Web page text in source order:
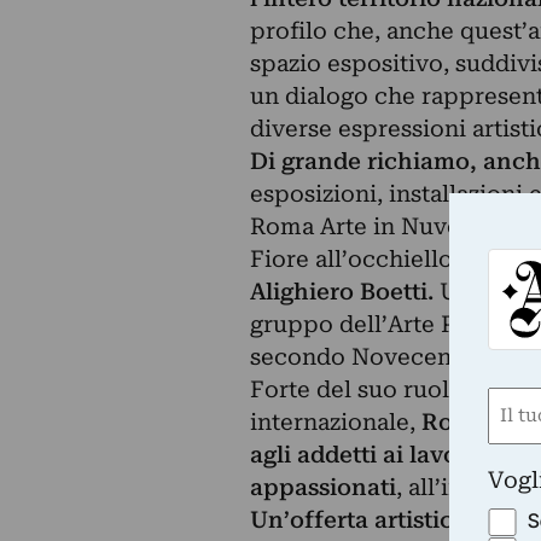
profilo che, anche
spazio espositivo,
un dialogo che
diverse espressioni
Di grande richiamo,
esposizioni, installazioni
Roma Arte in Nuvola
Fiore all’occhiello
Alighiero Boetti. Una
gruppo dell’Arte
secondo Novecento.
Forte del suo ruolo di
internazionale, Roma
agli addetti ai lavori ma
appassionati, all’insegna
Un’offerta artistica
Nome